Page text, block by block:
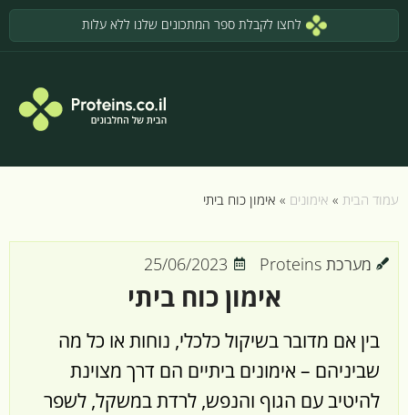
לחצו לקבלת ספר המתכונים שלנו ללא עלות
עמוד הבית » אימונים » אימון כוח ביתי
מערכת Proteins 25/06/2023
אימון כוח ביתי
בין אם מדובר בשיקול כלכלי, נוחות או כל מה
שביניהם – אימונים ביתיים הם דרך מצוינת
להיטיב עם הגוף והנפש, לרדת במשקל, לשפר